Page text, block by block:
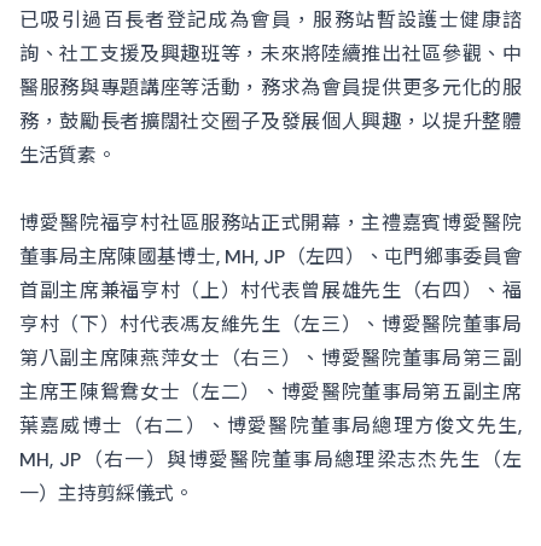
已吸引過百長者登記成為會員，服務站暫設護士健康諮
詢、社工支援及興趣班等，未來將陸續推出社區參觀、中
醫服務與專題講座等活動，務求為會員提供更多元化的服
務，鼓勵長者擴闊社交圈子及發展個人興趣，以提升整體
生活質素。
博愛醫院福亨村社區服務站正式開幕，主禮嘉賓博愛醫院
董事局主席陳國基博士, MH, JP（左四）、屯門鄉事委員會
首副主席兼福亨村（上）村代表曾展雄先生（右四）、福
亨村（下）村代表馮友維先生（左三）、博愛醫院董事局
第八副主席陳燕萍女士（右三）、博愛醫院董事局第三副
主席王陳鴛鴦女士（左二）、博愛醫院董事局第五副主席
葉嘉威博士（右二）、博愛醫院董事局總理方俊文先生,
MH, JP（右一）與博愛醫院董事局總理梁志杰先生（左
一）主持剪綵儀式。